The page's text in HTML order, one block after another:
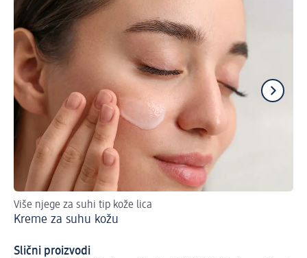
Više njege za suhi tip kože lica
Kreme za suhu kožu
Slični proizvodi